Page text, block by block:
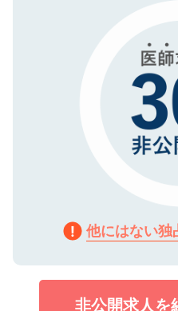
で、機密保持に関
他にはない独
非公開求人を